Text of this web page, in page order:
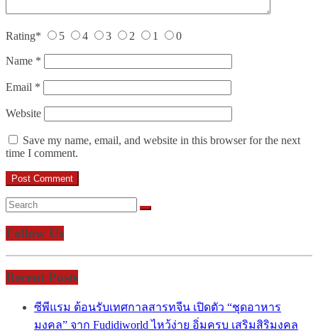
Rating* 5 4 3 2 1 0
Name *
Email *
Website
Save my name, email, and website in this browser for the next
time I comment.
Follow Us
Recent Posts
ซีพีแรม ต้อนรับเทศกาลสารทจีน เปิดตัว “ชุดอาหาร
มงคล” จาก Fudidiworld ไหว้ง่าย อิ่มครบ เสริมสิริมงคล